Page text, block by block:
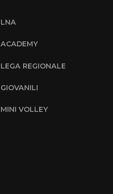
LNA
ACADEMY
LEGA REGIONALE
GIOVANILI
MINI VOLLEY